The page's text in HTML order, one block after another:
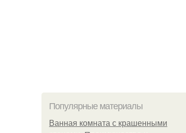
Популярные материалы
Ванная комната с крашенными